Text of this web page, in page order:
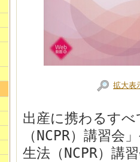
拡大表
出産に携わるすべ
（NCPR）講習
生法（NCPR）講